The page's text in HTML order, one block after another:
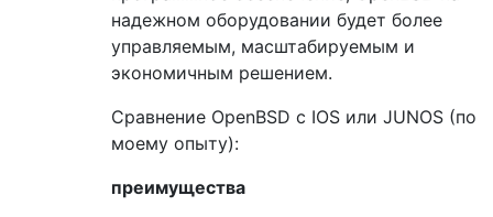
надежном оборудовании будет более
управляемым, масштабируемым и
экономичным решением.
Сравнение OpenBSD с IOS или JUNOS (по
моему опыту):
преимущества